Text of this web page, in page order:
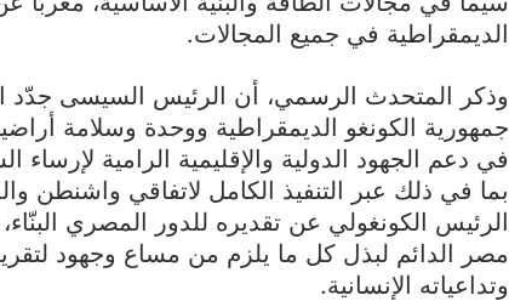
الديمقراطية في جميع المجالات.
وذكر المتحدث الرسمي، أن الرئيس السيسى جدّد
جمهورية الكونغو الديمقراطية ووحدة وسلامة
في دعم الجهود الدولية والإقليمية الرامية لإرساء
بما في ذلك عبر التنفيذ الكامل لاتفاقي واشنطن
الرئيس الكونغولي عن تقديره للدور المصري
مصر الدائم لبذل كل ما يلزم من مساع وجهود
وتداعياته الإنسانية.